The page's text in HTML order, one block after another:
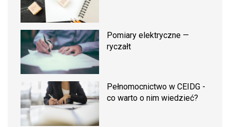
Pomiary elektryczne —
ryczałt
Pełnomocnictwo w CEIDG -
co warto o nim wiedzieć?